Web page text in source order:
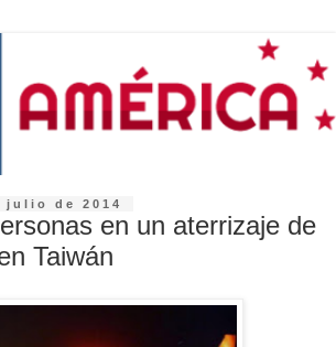
julio de 2014
en un aterrizaje de
Taiwán